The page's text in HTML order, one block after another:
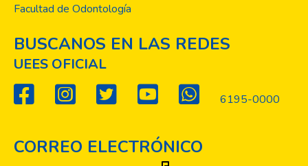
Facultad de Odontología
BUSCANOS EN LAS REDES
UEES OFICIAL
6195-0000
CORREO ELECTRÓNICO